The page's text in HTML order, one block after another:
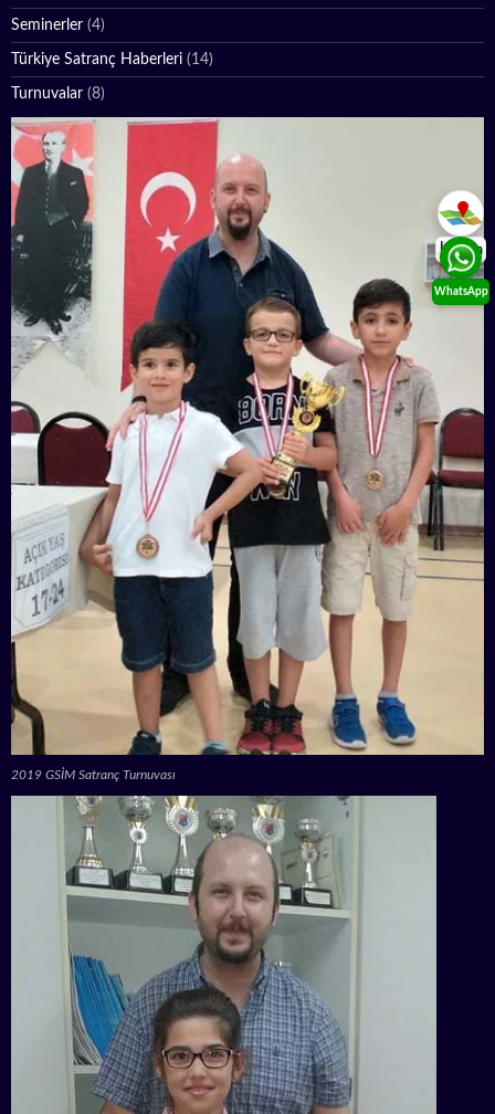
İletişim
WhatsApp
Seminerler (4)
Türkiye Satranç Haberleri (14)
Turnuvalar (8)
2019 GSİM Satranç Turnuvası